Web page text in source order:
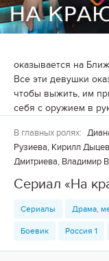
оказывается на
Все эти девушки
чтобы выжить, им
себя с оружием в
В главных ролях:
Рузиева, Кирилл
Дмитриева, Владимир
Сериал «На
Сериалы Драма,
Боевик Россия 1